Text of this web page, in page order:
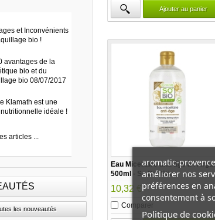
et Inconvénients
bio !
avantages de la
bio et du
bio 08/07/2017
Klamath est une
idéale !
articles ...
les nouveautés
Ajouter au panier
Eau Micellaire anti âge à
500ml - So Bio Etic
10,32 €
Comparer
aromatic-
améliorer nos
préférences en
consentement à
Politique de